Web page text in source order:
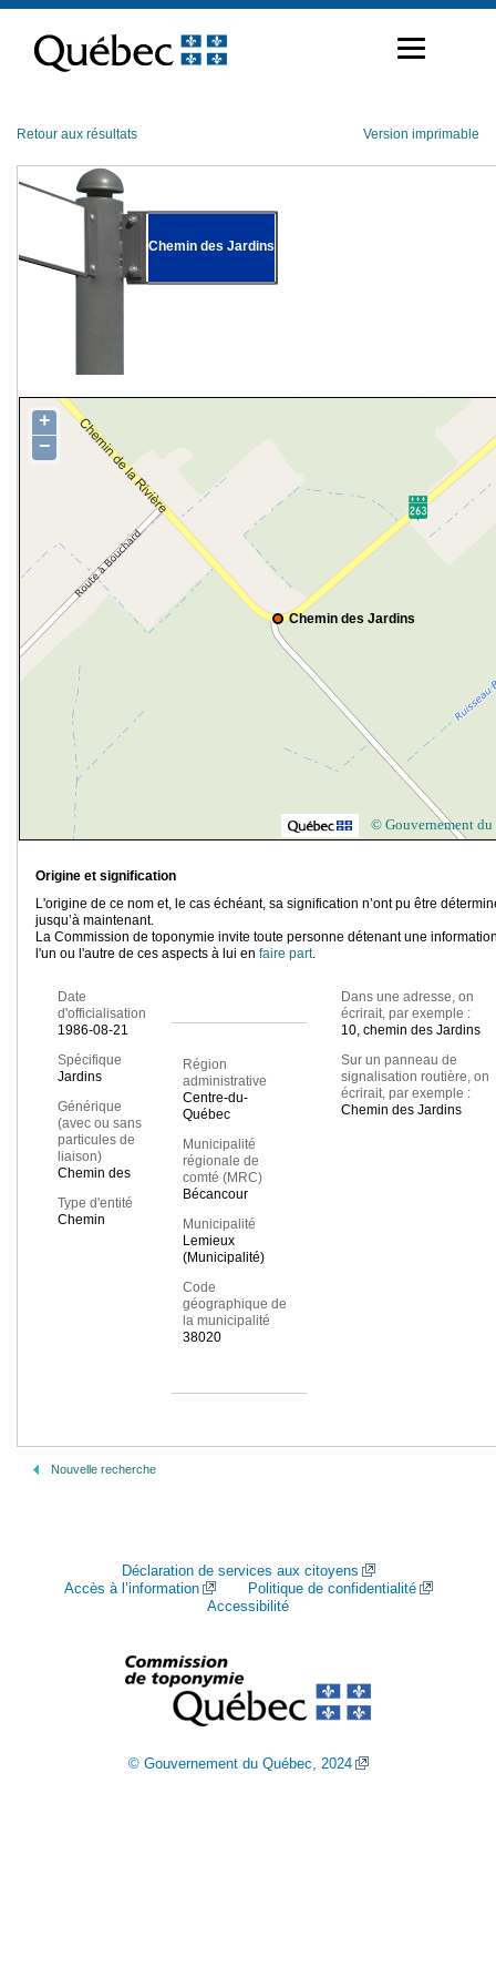
contenu
Retour aux résultats Version imprimable
Chemin des Jardins
Chemin des Jardins
+
−
© Gouvernement du
Origine et signification
L'origine de ce nom et, le cas échéant, sa signification n’ont pu être
jusqu’à maintenant.
La Commission de toponymie invite toute personne détenant une
l'un ou l'autre de ces aspects à lui en faire part.
Date
d'officialisation
1986-08-21
Spécifique
Jardins
Générique
(avec ou sans
particules de
liaison)
Chemin des
Type d'entité
Chemin
Région
administrative
Centre-du-
Québec
Municipalité
régionale de
comté (MRC)
Bécancour
Municipalité
Lemieux
(Municipalité)
Code
géographique de
la municipalité
38020
Dans une adresse, on
écrirait, par exemple :
10, chemin des Jardins
Sur un panneau de
signalisation routière, on
écrirait, par exemple :
Chemin des Jardins
Nouvelle recherche
Déclaration de services aux citoyens
Accès à l’information
Politique de confidentialité
Accessibilité
© Gouvernement du Québec, 2024